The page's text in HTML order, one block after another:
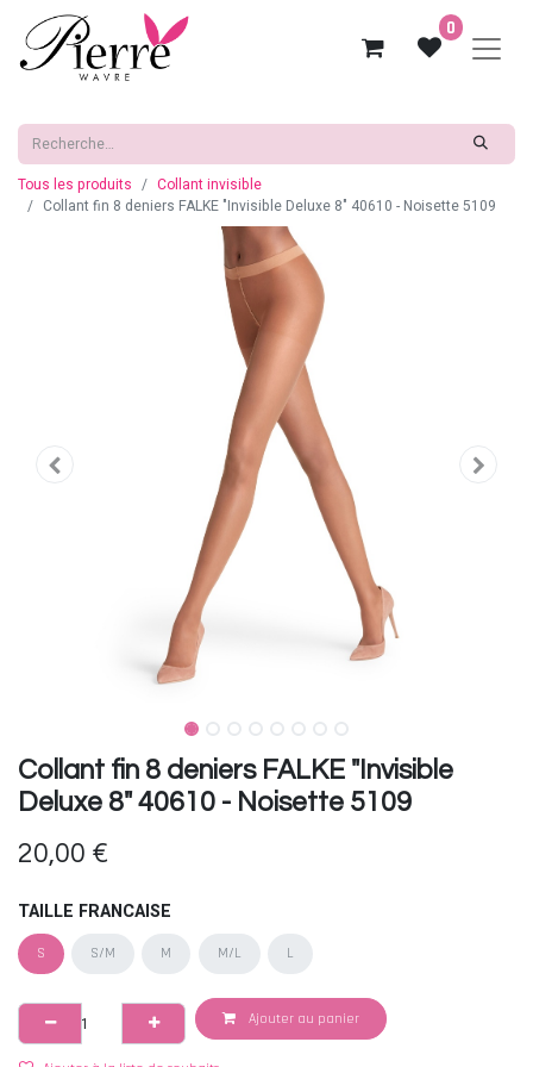
0
Tous les produits
Collant invisible
Collant fin 8 deniers FALKE "Invisible Deluxe 8" 40610 - Noisette 5109
Collant fin 8 deniers FALKE "Invisible
Deluxe 8" 40610 - Noisette 5109
20,00 €
TAILLE FRANCAISE
S S/M M M/L L
Ajouter au panier